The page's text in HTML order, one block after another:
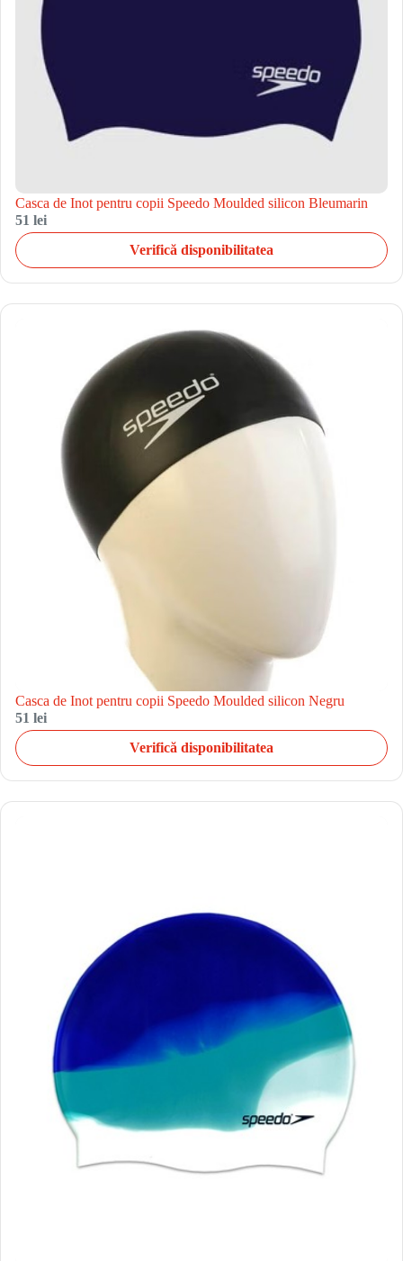
Casca de Inot pentru copii Speedo Moulded silicon Bleumarin
51 lei
Verifică disponibilitatea
Casca de Inot pentru copii Speedo Moulded silicon Negru
51 lei
Verifică disponibilitatea